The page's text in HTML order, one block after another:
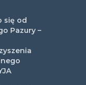
się od
Pazury –